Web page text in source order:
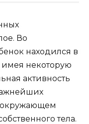
Во
находился в
имея некоторую
активность
тела.